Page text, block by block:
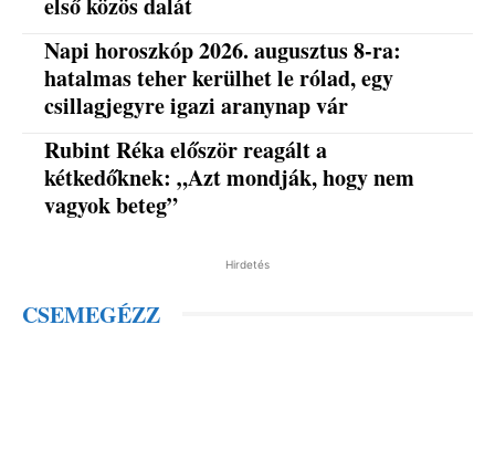
Napi horoszkóp 2026. augusztus 8-ra:
hatalmas teher kerülhet le rólad, egy
csillagjegyre igazi aranynap vár
Rubint Réka először reagált a
kétkedőknek: „Azt mondják, hogy nem
vagyok beteg”
Hirdetés
CSEMEGÉZZ